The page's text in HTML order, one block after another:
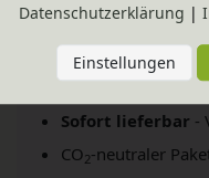
Fairer
34,95 € innerhalb
Sofort lieferbar -
CO2-neutraler
Daten­schutz­erklärung |
Einstellungen